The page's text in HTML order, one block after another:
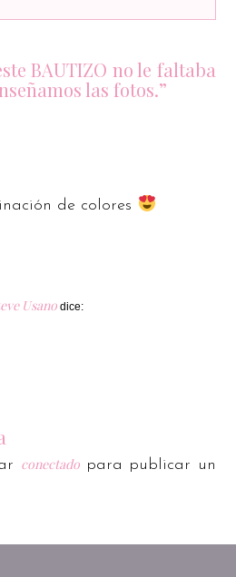
BAUTIZO no le faltaba
las fotos.”
de colores
Usano dice:
conectadopara publicar un